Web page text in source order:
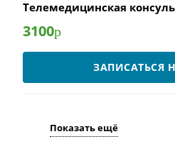
Телемедицинская
3100р
ЗАПИСАТЬСЯ
Показать ещё